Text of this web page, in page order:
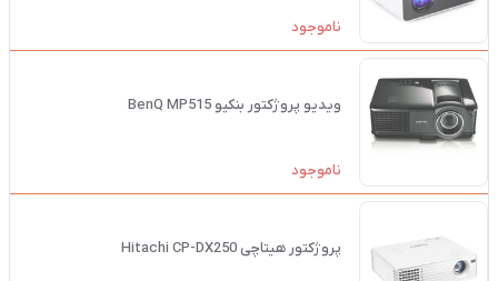
ناموجود
ویدیو پروژکتور بنکیو BenQ MP515
ناموجود
پروژکتور هیتاچی Hitachi CP-DX250